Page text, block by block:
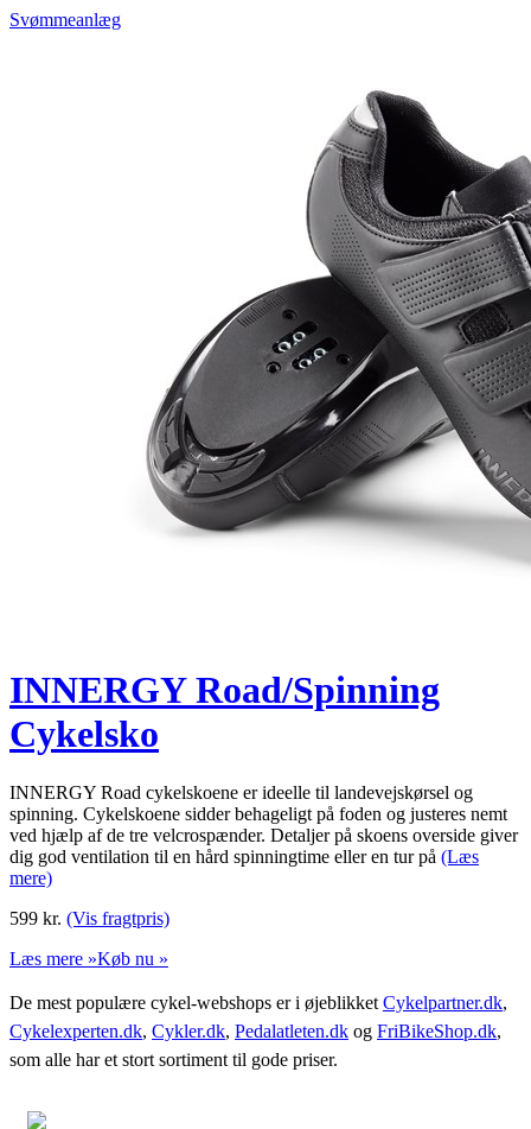
Svømmeanlæg
INNERGY Road/Spinning
Cykelsko
INNERGY Road cykelskoene er ideelle til landevejskørsel og
spinning. Cykelskoene sidder behageligt på foden og justeres nemt
ved hjælp af de tre velcrospænder. Detaljer på skoens overside giver
dig god ventilation til en hård spinningtime eller en tur på (Læs
mere)
599 kr. (Vis fragtpris)
Læs mere »Køb nu »
De mest populære cykel-webshops er i øjeblikket Cykelpartner.dk,
Cykelexperten.dk, Cykler.dk, Pedalatleten.dk og FriBikeShop.dk,
som alle har et stort sortiment til gode priser.